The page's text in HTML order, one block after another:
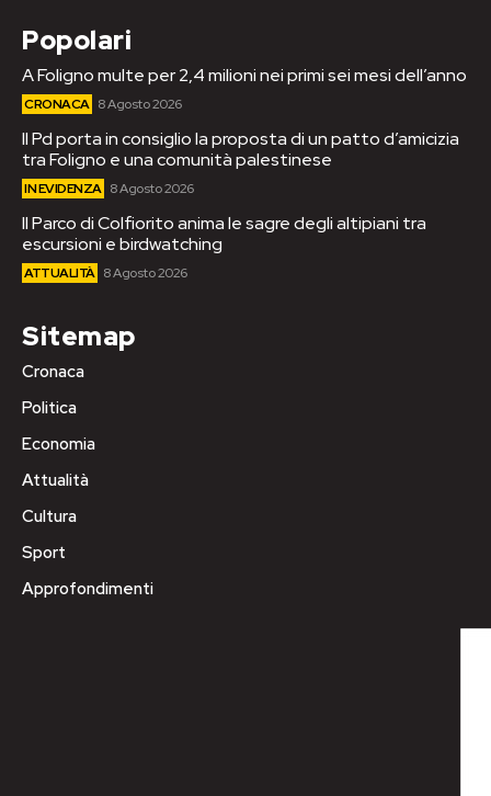
Popolari
A Foligno multe per 2,4 milioni nei primi sei mesi dell’anno
CRONACA 8 Agosto 2026
Il Pd porta in consiglio la proposta di un patto d’amicizia
tra Foligno e una comunità palestinese
IN EVIDENZA 8 Agosto 2026
Il Parco di Colfiorito anima le sagre degli altipiani tra
escursioni e birdwatching
ATTUALITÀ 8 Agosto 2026
Sitemap
Cronaca
Politica
Economia
Attualità
Cultura
Sport
Approfondimenti